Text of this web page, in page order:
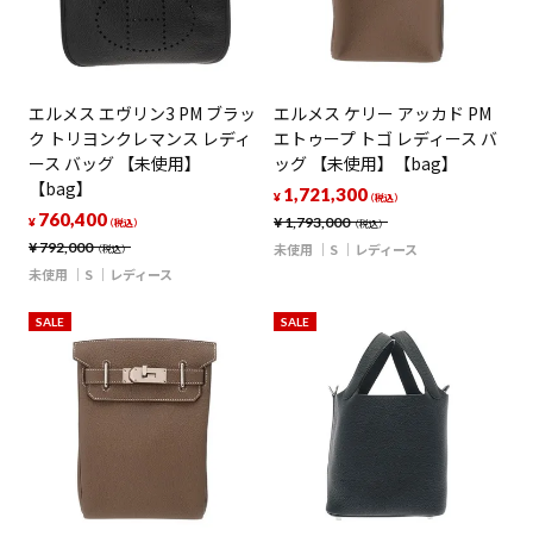
エルメス エヴリン3 PM ブラッ
ク トリヨンクレマンス レディ
ース バッグ 【未使用】
【bag】
¥792,000（税込）
¥ 760,400（税込）
未使用 S レディース
エルメス ケリー アッカド PM
エトゥープ トゴ レディース バ
ッグ 【未使用】【bag】
¥1,793,000（税込）
¥ 1,721,300（税込）
未使用 S レディース
SALE SALE